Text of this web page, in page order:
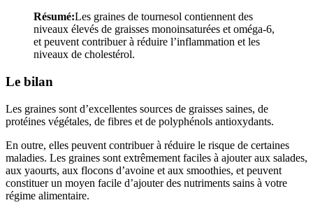
Résumé:Les graines de tournesol contiennent des
niveaux élevés de graisses monoinsaturées et oméga-6,
et peuvent contribuer à réduire l’inflammation et les
niveaux de cholestérol.
Le bilan
Les graines sont d’excellentes sources de graisses saines, de
protéines végétales, de fibres et de polyphénols antioxydants.
En outre, elles peuvent contribuer à réduire le risque de certaines
maladies. Les graines sont extrêmement faciles à ajouter aux salades,
aux yaourts, aux flocons d’avoine et aux smoothies, et peuvent
constituer un moyen facile d’ajouter des nutriments sains à votre
régime alimentaire.